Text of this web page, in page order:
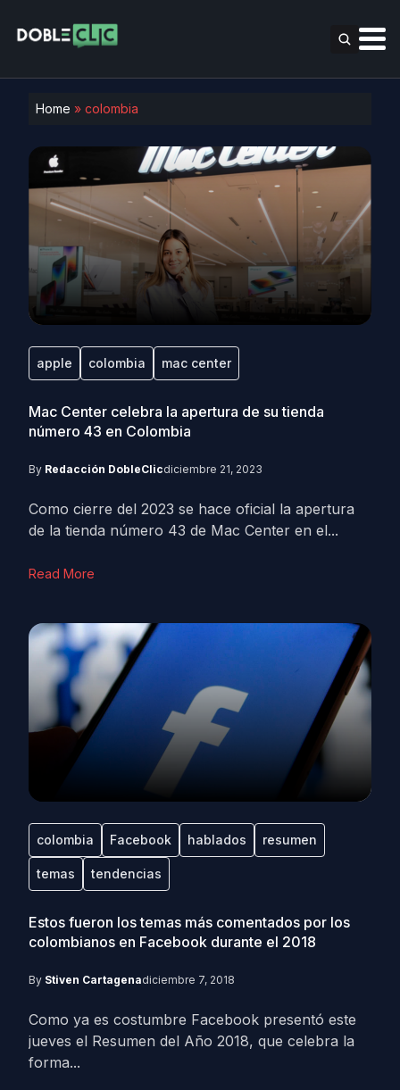
Home » colombia
apple colombia mac center
Mac Center celebra la apertura de su tienda
número 43 en Colombia
By Redacción DobleClicdiciembre 21, 2023
Como cierre del 2023 se hace oficial la apertura
de la tienda número 43 de Mac Center en el...
Read More
colombia Facebook hablados resumen
temas tendencias
Estos fueron los temas más comentados por los
colombianos en Facebook durante el 2018
By Stiven Cartagenadiciembre 7, 2018
Como ya es costumbre Facebook presentó este
jueves el Resumen del Año 2018, que celebra la
forma...